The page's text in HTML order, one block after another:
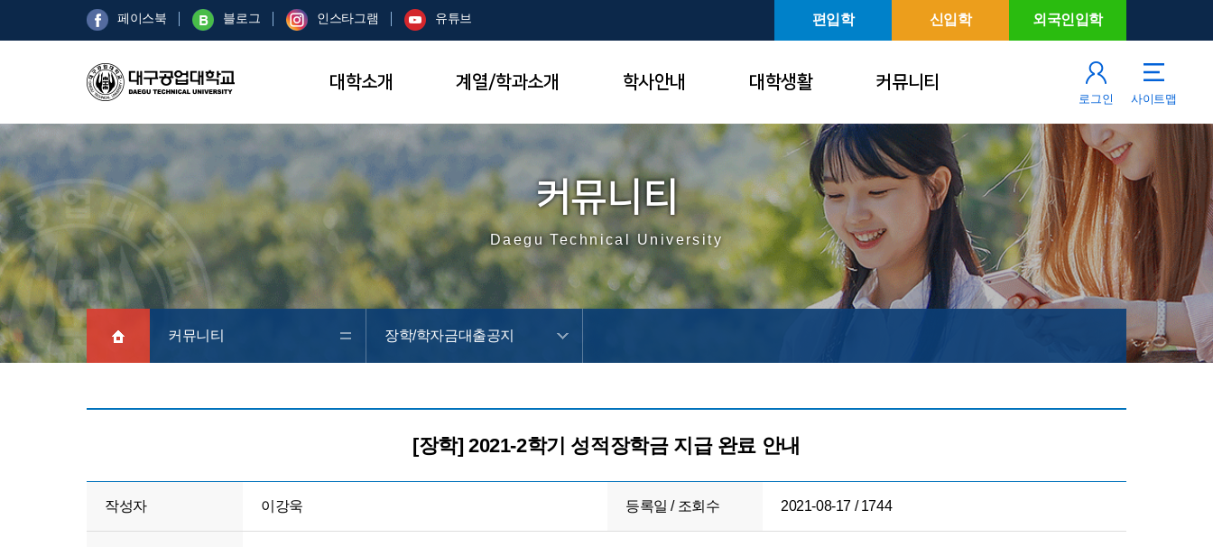
페이스북 블로그 인스타그램 유튜브 편입학 신입학 외국인입학
대학소개 계열/학과소개 학사안내 대학생활 커뮤니티
로그인 사이트맵
커뮤니티
Daegu Technical University
커뮤니티 장학/학자금대출공지
[장학] 2021-2학기 성적장학금 지급 완료 안내
작성자 이강욱 등록일 / 조회수 2021-08-17 / 1744